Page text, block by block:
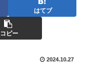
はてブ
コピー
2024.10.27